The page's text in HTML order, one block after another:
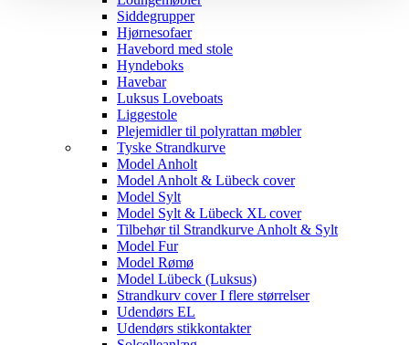
Siddegrupper
Hjørnesofaer
Havebord med stole
Hyndeboks
Havebar
Luksus Loveboats
Liggestole
Plejemidler til polyrattan møbler
Tyske Strandkurve
Model Anholt
Model Anholt & Lübeck cover
Model Sylt
Model Sylt & Lübeck XL cover
Tilbehør til Strandkurve Anholt & Sylt
Model Fur
Model Rømø
Model Lübeck (Luksus)
Strandkurv cover I flere størrelser
Udendørs EL
Udendørs stikkontakter